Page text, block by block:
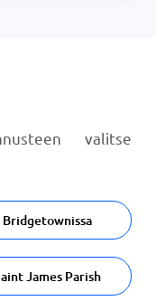
valitse
Bridgetownissa
James Parish